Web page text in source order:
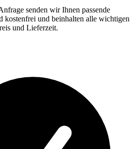
senden wir Ihnen passende
kostenfrei und beinhalten alle wichtigen
und Lieferzeit.